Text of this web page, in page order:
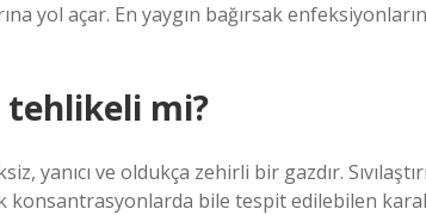
yol açar. En yaygın bağırsak
tehlikeli mi?
yanıcı ve oldukça zehirli bir gazdır.
konsantrasyonlarda bile tespit edilebilen